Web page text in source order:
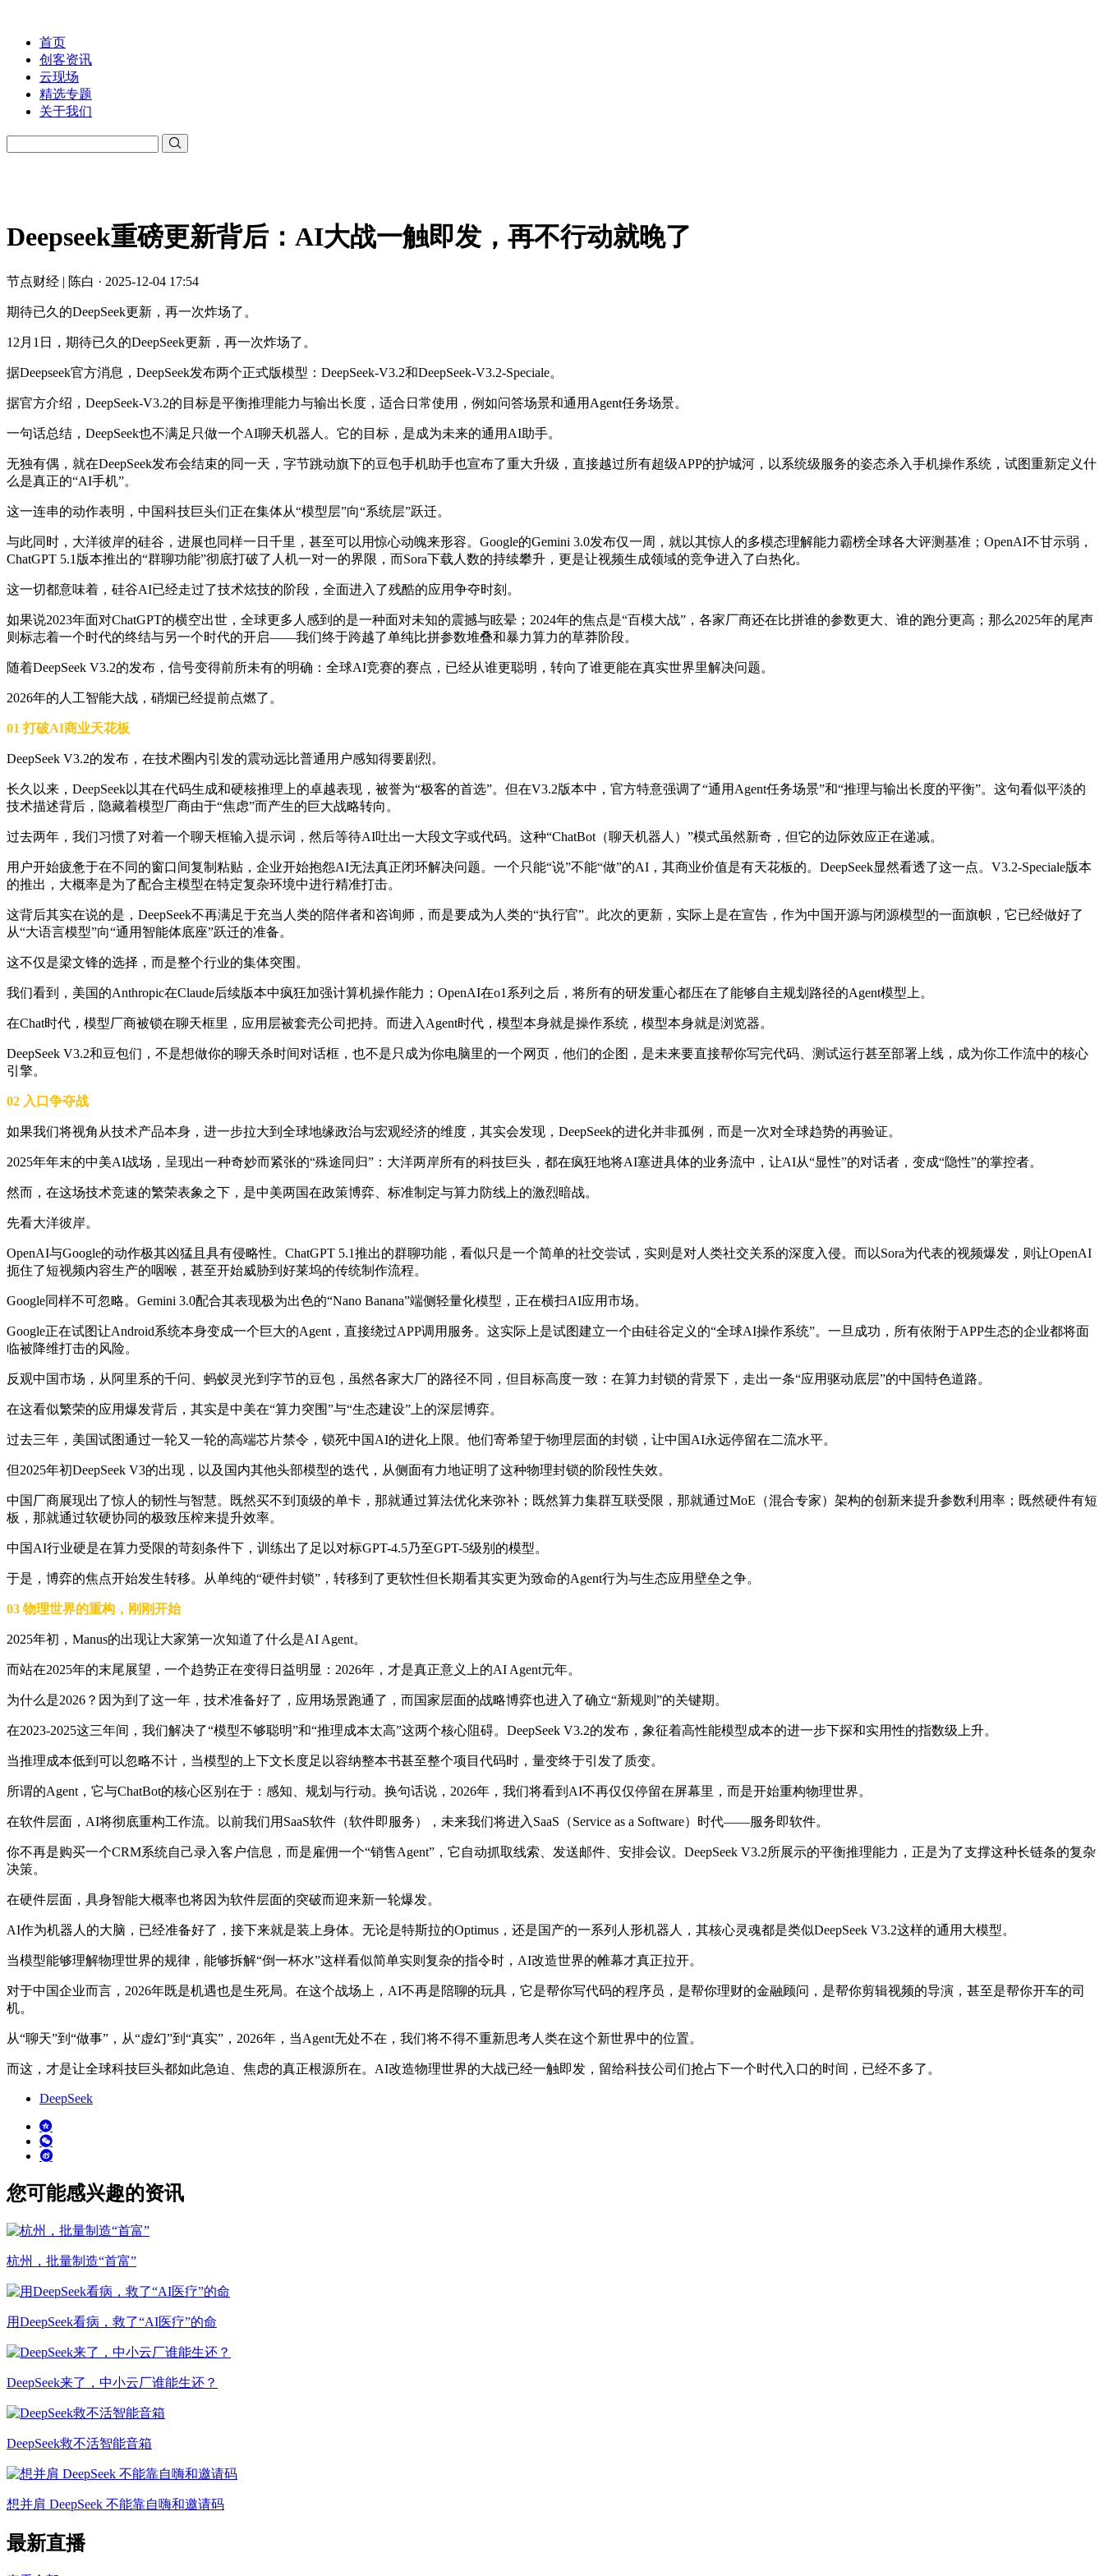
首页
创客资讯
云现场
精选专题
关于我们
Deepseek重磅更新背后：AI大战一触即发，再不行动就晚了
节点财经 | 陈白 · 2025-12-04 17:54
期待已久的DeepSeek更新，再一次炸场了。
12月1日，期待已久的DeepSeek更新，再一次炸场了。
据Deepseek官方消息，DeepSeek发布两个正式版模型：DeepSeek-V3.2和DeepSeek-V3.2-Speciale。
据官方介绍，DeepSeek-V3.2的目标是平衡推理能力与输出长度，适合日常使用，例如问答场景和通用Agent任务场景。
一句话总结，DeepSeek也不满足只做一个AI聊天机器人。它的目标，是成为未来的通用AI助手。
无独有偶，就在DeepSeek发布会结束的同一天，字节跳动旗下的豆包手机助手也宣布了重大升级，直接越过所有超级APP的护城河，以系统级服务的姿态杀入手机操作系统，试图重新定义什
么是真正的“AI手机”。
这一连串的动作表明，中国科技巨头们正在集体从“模型层”向“系统层”跃迁。
与此同时，大洋彼岸的硅谷，进展也同样一日千里，甚至可以用惊心动魄来形容。Google的Gemini 3.0发布仅一周，就以其惊人的多模态理解能力霸榜全球各大评测基准；OpenAI不甘示弱，
ChatGPT 5.1版本推出的“群聊功能”彻底打破了人机一对一的界限，而Sora下载人数的持续攀升，更是让视频生成领域的竞争进入了白热化。
这一切都意味着，硅谷AI已经走过了技术炫技的阶段，全面进入了残酷的应用争夺时刻。
如果说2023年面对ChatGPT的横空出世，全球更多人感到的是一种面对未知的震撼与眩晕；2024年的焦点是“百模大战”，各家厂商还在比拼谁的参数更大、谁的跑分更高；那么2025年的尾声
则标志着一个时代的终结与另一个时代的开启——我们终于跨越了单纯比拼参数堆叠和暴力算力的草莽阶段。
随着DeepSeek V3.2的发布，信号变得前所未有的明确：全球AI竞赛的赛点，已经从谁更聪明，转向了谁更能在真实世界里解决问题。
2026年的人工智能大战，硝烟已经提前点燃了。
01 打破AI商业天花板
DeepSeek V3.2的发布，在技术圈内引发的震动远比普通用户感知得要剧烈。
长久以来，DeepSeek以其在代码生成和硬核推理上的卓越表现，被誉为“极客的首选”。但在V3.2版本中，官方特意强调了“通用Agent任务场景”和“推理与输出长度的平衡”。这句看似平淡的
技术描述背后，隐藏着模型厂商由于“焦虑”而产生的巨大战略转向。
过去两年，我们习惯了对着一个聊天框输入提示词，然后等待AI吐出一大段文字或代码。这种“ChatBot（聊天机器人）”模式虽然新奇，但它的边际效应正在递减。
用户开始疲惫于在不同的窗口间复制粘贴，企业开始抱怨AI无法真正闭环解决问题。一个只能“说”不能“做”的AI，其商业价值是有天花板的。DeepSeek显然看透了这一点。V3.2-Speciale版本
的推出，大概率是为了配合主模型在特定复杂环境中进行精准打击。
这背后其实在说的是，DeepSeek不再满足于充当人类的陪伴者和咨询师，而是要成为人类的“执行官”。此次的更新，实际上是在宣告，作为中国开源与闭源模型的一面旗帜，它已经做好了
从“大语言模型”向“通用智能体底座”跃迁的准备。
这不仅是梁文锋的选择，而是整个行业的集体突围。
我们看到，美国的Anthropic在Claude后续版本中疯狂加强计算机操作能力；OpenAI在o1系列之后，将所有的研发重心都压在了能够自主规划路径的Agent模型上。
在Chat时代，模型厂商被锁在聊天框里，应用层被套壳公司把持。而进入Agent时代，模型本身就是操作系统，模型本身就是浏览器。
DeepSeek V3.2和豆包们，不是想做你的聊天杀时间对话框，也不是只成为你电脑里的一个网页，他们的企图，是未来要直接帮你写完代码、测试运行甚至部署上线，成为你工作流中的核心
引擎。
02 入口争夺战
如果我们将视角从技术产品本身，进一步拉大到全球地缘政治与宏观经济的维度，其实会发现，DeepSeek的进化并非孤例，而是一次对全球趋势的再验证。
2025年年末的中美AI战场，呈现出一种奇妙而紧张的“殊途同归”：大洋两岸所有的科技巨头，都在疯狂地将AI塞进具体的业务流中，让AI从“显性”的对话者，变成“隐性”的掌控者。
然而，在这场技术竞速的繁荣表象之下，是中美两国在政策博弈、标准制定与算力防线上的激烈暗战。
先看大洋彼岸。
OpenAI与Google的动作极其凶猛且具有侵略性。ChatGPT 5.1推出的群聊功能，看似只是一个简单的社交尝试，实则是对人类社交关系的深度入侵。而以Sora为代表的视频爆发，则让OpenAI
扼住了短视频内容生产的咽喉，甚至开始威胁到好莱坞的传统制作流程。
Google同样不可忽略。Gemini 3.0配合其表现极为出色的“Nano Banana”端侧轻量化模型，正在横扫AI应用市场。
Google正在试图让Android系统本身变成一个巨大的Agent，直接绕过APP调用服务。这实际上是试图建立一个由硅谷定义的“全球AI操作系统”。一旦成功，所有依附于APP生态的企业都将面
临被降维打击的风险。
反观中国市场，从阿里系的千问、蚂蚁灵光到字节的豆包，虽然各家大厂的路径不同，但目标高度一致：在算力封锁的背景下，走出一条“应用驱动底层”的中国特色道路。
在这看似繁荣的应用爆发背后，其实是中美在“算力突围”与“生态建设”上的深层博弈。
过去三年，美国试图通过一轮又一轮的高端芯片禁令，锁死中国AI的进化上限。他们寄希望于物理层面的封锁，让中国AI永远停留在二流水平。
但2025年初DeepSeek V3的出现，以及国内其他头部模型的迭代，从侧面有力地证明了这种物理封锁的阶段性失效。
中国厂商展现出了惊人的韧性与智慧。既然买不到顶级的单卡，那就通过算法优化来弥补；既然算力集群互联受限，那就通过MoE（混合专家）架构的创新来提升参数利用率；既然硬件有短
板，那就通过软硬协同的极致压榨来提升效率。
中国AI行业硬是在算力受限的苛刻条件下，训练出了足以对标GPT-4.5乃至GPT-5级别的模型。
于是，博弈的焦点开始发生转移。从单纯的“硬件封锁”，转移到了更软性但长期看其实更为致命的Agent行为与生态应用壁垒之争。
03 物理世界的重构，刚刚开始
2025年初，Manus的出现让大家第一次知道了什么是AI Agent。
而站在2025年的末尾展望，一个趋势正在变得日益明显：2026年，才是真正意义上的AI Agent元年。
为什么是2026？因为到了这一年，技术准备好了，应用场景跑通了，而国家层面的战略博弈也进入了确立“新规则”的关键期。
在2023-2025这三年间，我们解决了“模型不够聪明”和“推理成本太高”这两个核心阻碍。DeepSeek V3.2的发布，象征着高性能模型成本的进一步下探和实用性的指数级上升。
当推理成本低到可以忽略不计，当模型的上下文长度足以容纳整本书甚至整个项目代码时，量变终于引发了质变。
所谓的Agent，它与ChatBot的核心区别在于：感知、规划与行动。换句话说，2026年，我们将看到AI不再仅仅停留在屏幕里，而是开始重构物理世界。
在软件层面，AI将彻底重构工作流。以前我们用SaaS软件（软件即服务），未来我们将进入SaaS（Service as a Software）时代——服务即软件。
你不再是购买一个CRM系统自己录入客户信息，而是雇佣一个“销售Agent”，它自动抓取线索、发送邮件、安排会议。DeepSeek V3.2所展示的平衡推理能力，正是为了支撑这种长链条的复杂
决策。
在硬件层面，具身智能大概率也将因为软件层面的突破而迎来新一轮爆发。
AI作为机器人的大脑，已经准备好了，接下来就是装上身体。无论是特斯拉的Optimus，还是国产的一系列人形机器人，其核心灵魂都是类似DeepSeek V3.2这样的通用大模型。
当模型能够理解物理世界的规律，能够拆解“倒一杯水”这样看似简单实则复杂的指令时，AI改造世界的帷幕才真正拉开。
对于中国企业而言，2026年既是机遇也是生死局。在这个战场上，AI不再是陪聊的玩具，它是帮你写代码的程序员，是帮你理财的金融顾问，是帮你剪辑视频的导演，甚至是帮你开车的司
机。
从“聊天”到“做事”，从“虚幻”到“真实”，2026年，当Agent无处不在，我们将不得不重新思考人类在这个新世界中的位置。
而这，才是让全球科技巨头都如此急迫、焦虑的真正根源所在。AI改造物理世界的大战已经一触即发，留给科技公司们抢占下一个时代入口的时间，已经不多了。
DeepSeek
您可能感兴趣的资讯
杭州，批量制造“首富”
用DeepSeek看病，救了“AI医疗”的命
DeepSeek来了，中小云厂谁能生还？
DeepSeek救不活智能音箱
想并肩 DeepSeek 不能靠自嗨和邀请码
最新直播